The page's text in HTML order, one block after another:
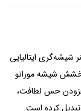
شیشه‌گری ایتالیایی
شیشه مورانو
حس لطافت،